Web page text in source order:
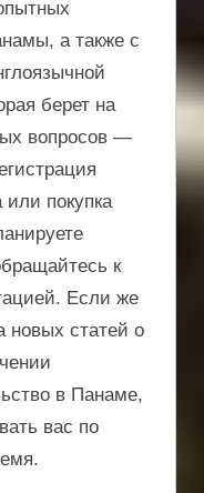
а также с
берет на
вопросов —
покупка
к
Если же
новых статей о
в Панаме,
вас по